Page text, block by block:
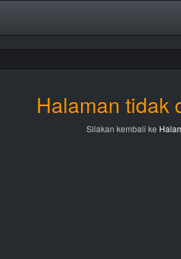
Halaman tidak
Silakan kembali ke